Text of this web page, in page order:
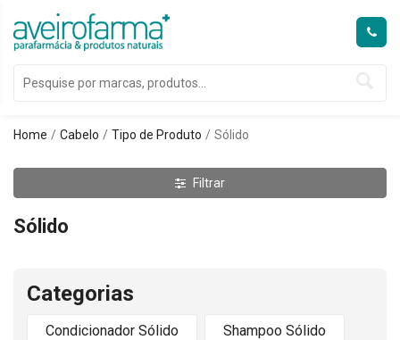
Home Cabelo Tipo de Produto Sólido
Filtrar
Sólido
Categorias
Condicionador Sólido Shampoo Sólido